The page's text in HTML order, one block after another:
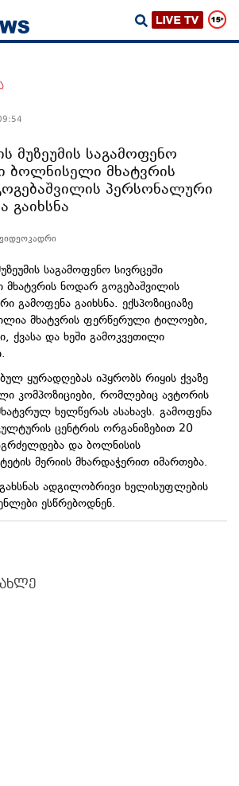
მუზეუმის საგამოფენო
ბოლნისელი მხატვრის
პერსონალური
გაიხსნა
საგამოფენო სივრცეში
ნოდარ გოგებაშვილის
გამოფენა გაიხსნა. ექსპოზიციაზე
მხატვრის ფერწერული ტილოები,
ქვასა და ხეში გამოკვეთილი
ყურადღებას იპყრობს რიყის ქვაზე
კომპოზიციები, რომლებიც ავტორის
ხელწერას ასახავს. გამოფენა
ცენტრის ორგანიზებით 20
და ბოლნისის
მერიის მხარდაჭერით იმართება.
ადგილობრივი ხელისუფლების
ესწრებოდნენ.